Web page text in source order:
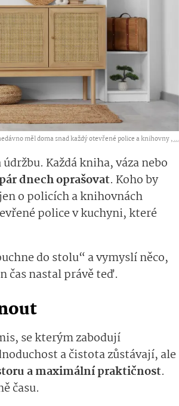
měl doma snad každý otevřené police a knihovny ,...
Každá kniha, váza nebo
dnech oprašovat. Koho by
o policích a knihovnách
police v kuchyni, které
do stolu“ a vymyslí něco,
čas nastal právě teď.
se kterým zabodují
a čistota zůstávají, ale
a maximální praktičnost.
času.